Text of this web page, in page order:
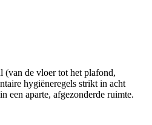
(van de vloer tot het plafond,
hygiëneregels strikt in acht
een aparte, afgezonderde ruimte.